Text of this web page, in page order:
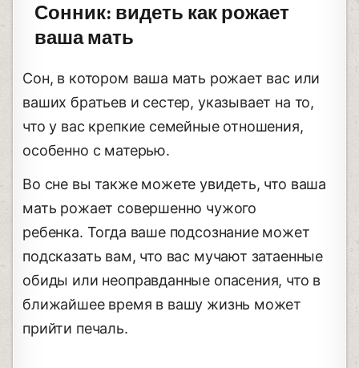
Сонник: видеть как рожает
ваша мать
Сон, в котором ваша мать рожает вас или
ваших братьев и сестер, указывает на то,
что у вас крепкие семейные отношения,
особенно с матерью.
Во сне вы также можете увидеть, что ваша
мать рожает совершенно чужого
ребенка. Тогда ваше подсознание может
подсказать вам, что вас мучают затаенные
обиды или неоправданные опасения, что в
ближайшее время в вашу жизнь может
прийти печаль.